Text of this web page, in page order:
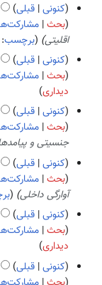
ل
ا
ص
ۀ
و
ی
ر
ا
ی
ش
کنونی قبلی
بحث
اقلیتی
برچسب
کنونی قبلی
بحث
ب
د
و
ن
ل
ا
ص
ۀ
و
ی
ر
ا
دیداری
کنونی قبلی
بحث
جنسیتی و
کنونی قبلی
بحث
آوارگی داخلی
کنونی قبلی
بحث
ب
د
و
دیداری
کنونی قبلی